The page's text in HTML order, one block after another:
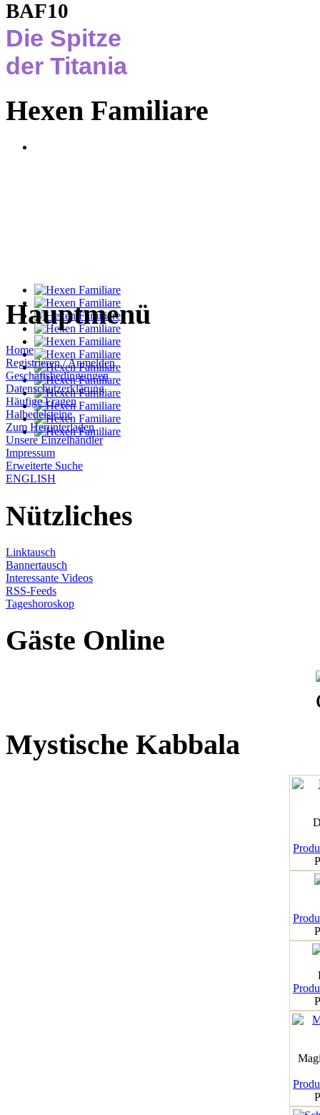
BAF10
Die Spitze
der Titania
Hexen Familiare
Hauptmenü
Home
Registrieren / Anmelden
Geschäftsbedingungen
Datenschutzerklärung
Häufige Fragen
Halbedelsteine
Zum Herunterladen
Unsere Einzelhändler
Impressum
Erweiterte Suche
ENGLISH
Nützliches
Linktausch
Bannertausch
Interessante Videos
RSS-Feeds
Tageshoroskop
Gäste Online
Mystische Kabbala